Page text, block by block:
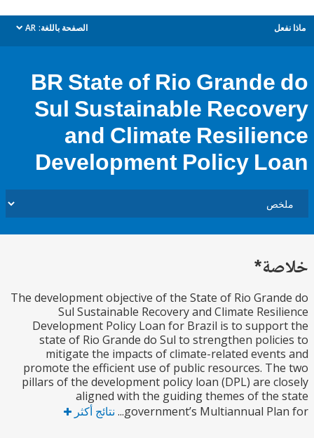
الصفحة باللغة: AR
dropdown
BR State of Rio
Sul Sustainable
and Climate
Development Policy
The development objective of the State of Rio
Sul Sustainable Recovery and Climate
Development Policy Loan for Brazil is to
state of Rio Grande do Sul to strengthen
mitigate the impacts of climate-related
promote the efficient use of public resources.
pillars of the development policy loan (DPL) are
aligned with the guiding themes of
government’s Multiannual نتائج أكثر